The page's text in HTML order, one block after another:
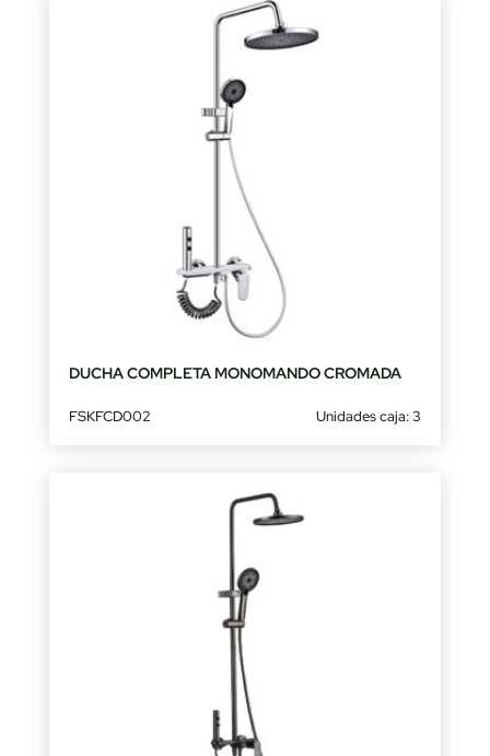
DUCHA COMPLETA MONOMANDO CROMADA
FSKFCD002 Unidades caja: 3